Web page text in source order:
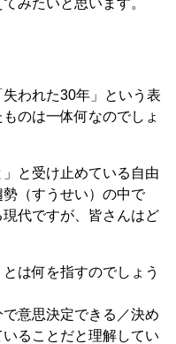
われた30年」という表
のは一体何なのでしょ
と受け止めている自由
（すうせい）の中で
代ですが、皆さんはど
は何を指すのでしょう
意思決定できる／決め
ることだと理解してい